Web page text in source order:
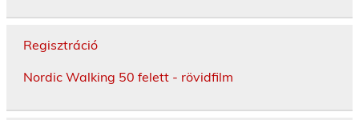
Regisztráció
Nordic Walking 50 felett - rövidfilm